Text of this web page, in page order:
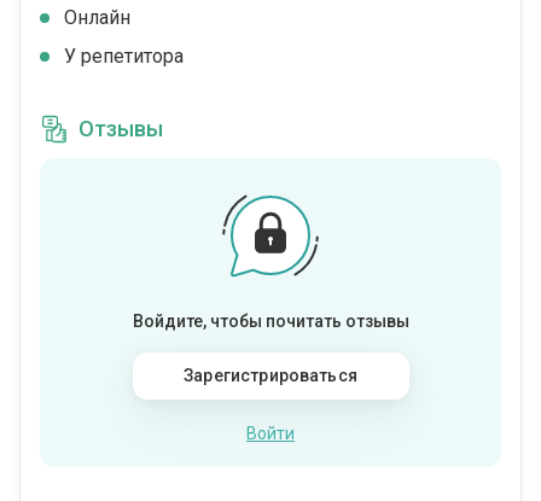
Онлайн
У репетитора
Отзывы
Войдите, чтобы почитать отзывы
Зарегистрироваться
Войти